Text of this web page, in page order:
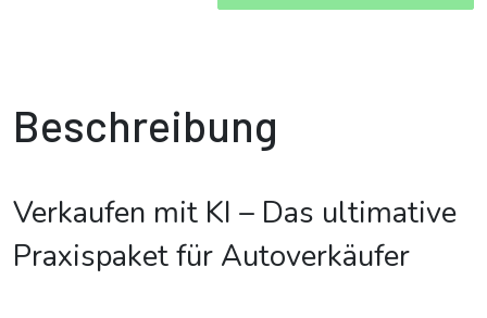
Beschreibung
Verkaufen mit KI – Das ultimative
Praxispaket für Autoverkäufer